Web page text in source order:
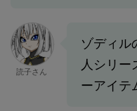
読子さん
ゾディル
人シリー
ーアイテ